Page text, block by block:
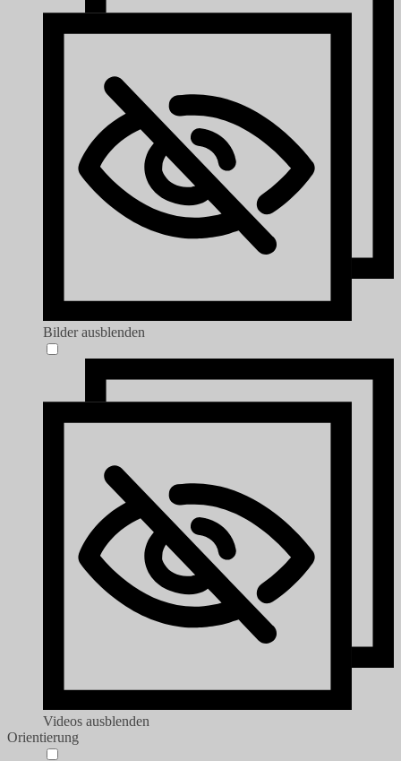
Bilder ausblenden
Videos ausblenden
Orientierung